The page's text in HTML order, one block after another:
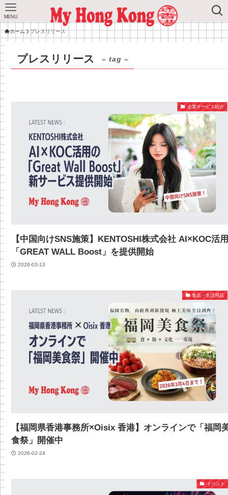
MENU
ホーム プレスリリース
プレスリリース – tag –
企業サービス紹介
【中国向けSNS施策】KENTOSHI株式会社 AI×KOC活
「GREAT WALL Boost」を提供開始
2026-03-13
食品・生活用品
【福岡県香港事務所×Oisix 香港】オンラインで「福岡
食祭」開催中
2026-02-24
イベント